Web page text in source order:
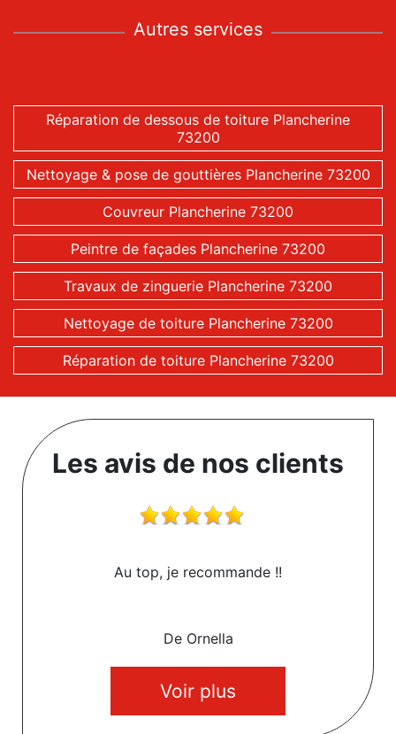
Autres services
Réparation de dessous de toiture Plancherine
73200
Nettoyage & pose de gouttières Plancherine 73200
Couvreur Plancherine 73200
Peintre de façades Plancherine 73200
Travaux de zinguerie Plancherine 73200
Nettoyage de toiture Plancherine 73200
Réparation de toiture Plancherine 73200
Les avis de nos clients
Au top, je recommande !!
De Ornella
Voir plus